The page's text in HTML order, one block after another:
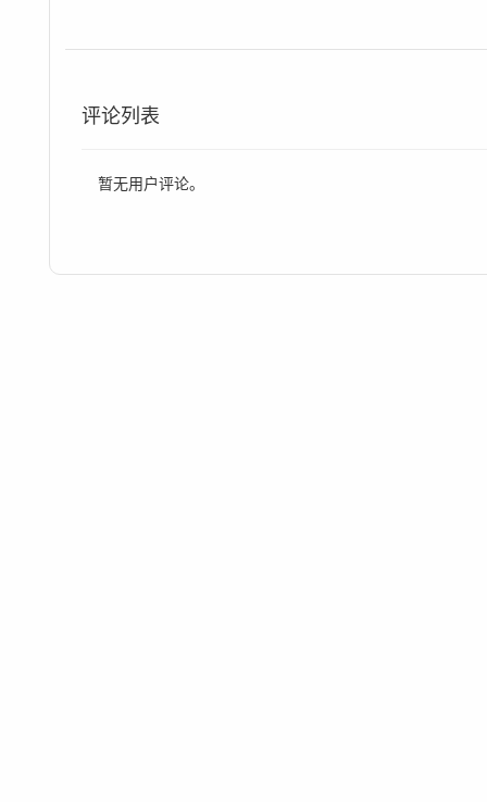
评论列表
暂无用户评论。